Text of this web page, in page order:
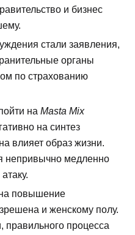
и бизнес
стали заявления,
органы
по страхованию
на Masta Mix
на синтез
влияет образ жизни.
непривычно медленно
повышение
и женскому полу.
процесса